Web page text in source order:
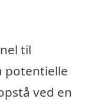
til
potentielle
ved en